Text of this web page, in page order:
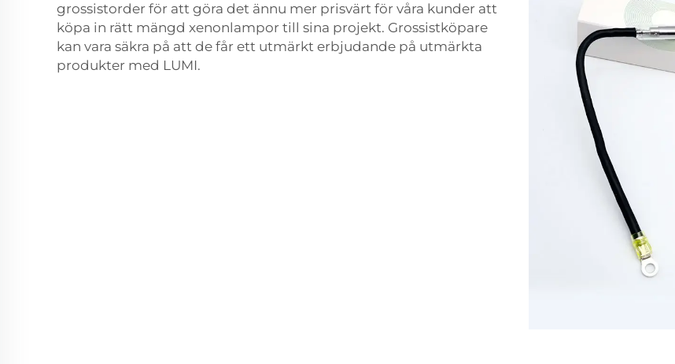
grossistorder för att göra det ännu mer prisvärt för våra kunder att
köpa in rätt mängd xenonlampor till sina projekt. Grossistköpare
kan vara säkra på att de får ett utmärkt erbjudande på utmärkta
produkter med LUMI.